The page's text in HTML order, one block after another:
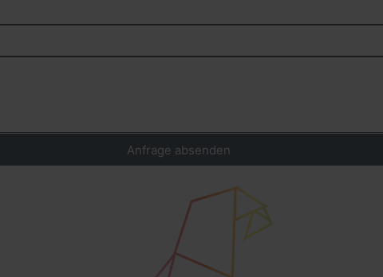
Anfrage absenden